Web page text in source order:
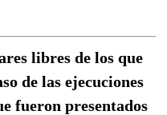
libres de los que
de las ejecuciones
fueron presentados